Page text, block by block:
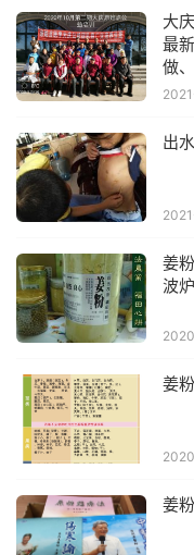
大
最
做
闭
出
姜
波
姜
姜